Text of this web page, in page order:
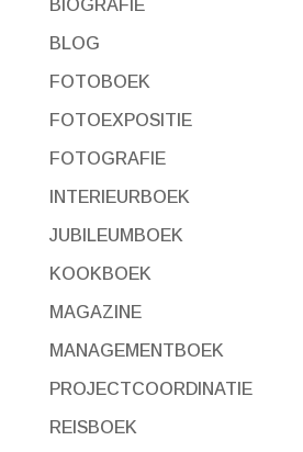
BIOGRAFIE
BLOG
FOTOBOEK
FOTOEXPOSITIE
FOTOGRAFIE
INTERIEURBOEK
JUBILEUMBOEK
KOOKBOEK
MAGAZINE
MANAGEMENTBOEK
PROJECTCOORDINATIE
REISBOEK